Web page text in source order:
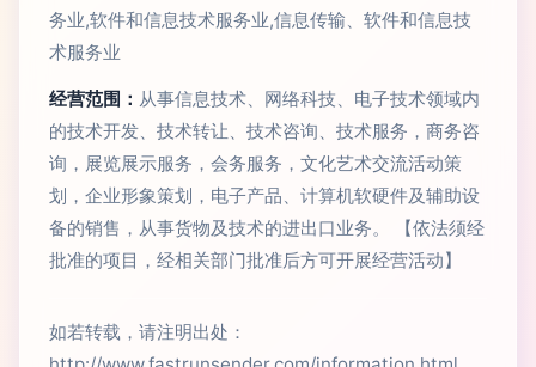
务业,软件和信息技术服务业,信息传输、软件和信息技
术服务业
经营范围： 从事信息技术、网络科技、电子技术领域内
的技术开发、技术转让、技术咨询、技术服务，商务咨
询，展览展示服务，会务服务，文化艺术交流活动策
划，企业形象策划，电子产品、计算机软硬件及辅助设
备的销售，从事货物及技术的进出口业务。 【依法须经
批准的项目，经相关部门批准后方可开展经营活动】
如若转载，请注明出处：